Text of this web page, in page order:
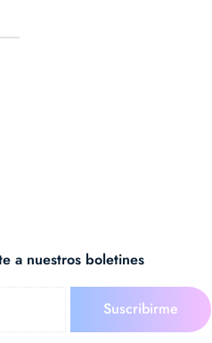
a nuestros boletines